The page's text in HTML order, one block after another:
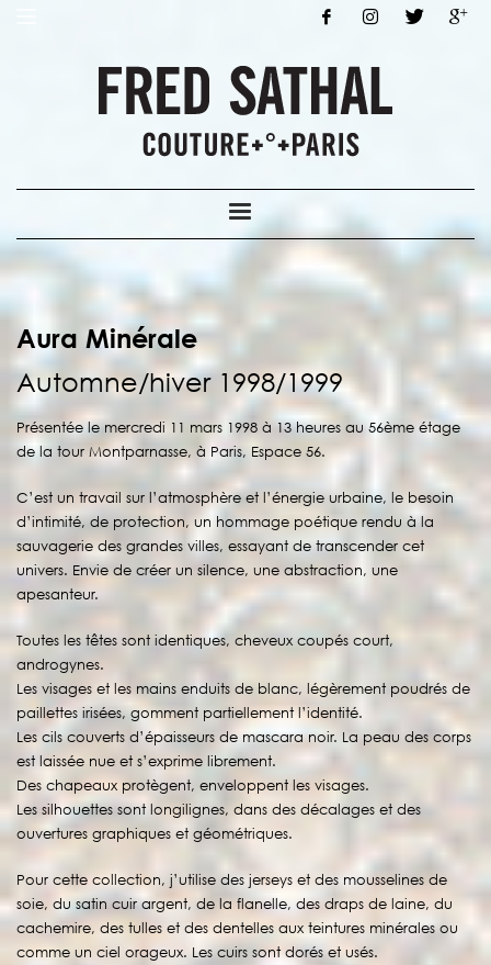
Aura Minérale
Automne/hiver 1998/1999
Présentée le mercredi 11 mars 1998 à 13 heures au 56ème étage
de la tour Montparnasse, à Paris, Espace 56.
C’est un travail sur l’atmosphère et l’énergie urbaine, le besoin
d’intimité, de protection, un hommage poétique rendu à la
sauvagerie des grandes villes, essayant de transcender cet
univers. Envie de créer un silence, une abstraction, une
apesanteur.
Toutes les têtes sont identiques, cheveux coupés court,
androgynes.
Les visages et les mains enduits de blanc, légèrement poudrés de
paillettes irisées, gomment partiellement l’identité.
Les cils couverts d’épaisseurs de mascara noir. La peau des corps
est laissée nue et s’exprime librement.
Des chapeaux protègent, enveloppent les visages.
Les silhouettes sont longilignes, dans des décalages et des
ouvertures graphiques et géométriques.
Pour cette collection, j’utilise des jerseys et des mousselines de
soie, du satin cuir argent, de la flanelle, des draps de laine, du
cachemire, des tulles et des dentelles aux teintures minérales ou
comme un ciel orageux. Les cuirs sont dorés et usés.